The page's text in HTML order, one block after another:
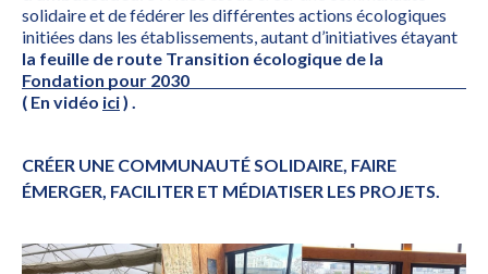
solidaire et de fédérer les différentes actions écologiques
initiées dans les établissements, autant d’initiatives étayant
la feuille de route Transition écologique de la
Fondation pour 2030
( En vidéo ici) .
CRÉER UNE COMMUNAUTÉ SOLIDAIRE, FAIRE
ÉMERGER, FACILITER ET MÉDIATISER LES PROJETS.